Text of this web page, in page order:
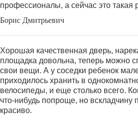
профессионалы, а сейчас это такая
Борис Дмитрьевич
Хорошая качественная дверь,
площадка довольна, теперь можно
свои вещи. А у соседки ребенок
приходилось хранить в
велосипеды, и еще столько всего.
что-нибудь попроще, но вскладчину
красиво.